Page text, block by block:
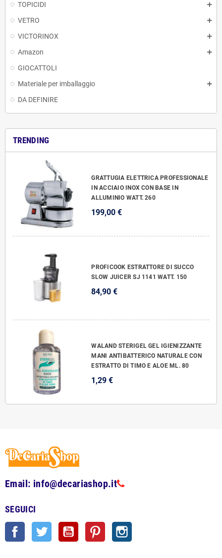
TOPICIDI
VETRO
VICTORINOX
Amazon
GIOCATTOLI
Materiale per imballaggio
DA DEFINIRE
TRENDING
GRATTUGIA ELETTRICA PROFESSIONALE
IN ACCIAIO INOX CON BASE IN
ALLUMINIO WATT. 260
199,00 €
PROFICOOK ESTRATTORE DI SUCCO
SLOW JUICER SJ 1141 WATT. 150
84,90 €
WALAND STERIGEL GEL IGIENIZZANTE
MANI ANTIBATTERICO NATURALE CON
ESTRATTO DI TIMO E ALOE ML. 80
1,29 €
Email: info@decariashop.it
SEGUICI
Facebook Twitter YouTube Pinterest